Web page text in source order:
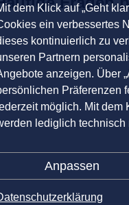
dem Klick auf „Geht
ein verbessertes
kontinuierlich zu
Partnern
anzeigen. Über
Präferenzen
möglich. Mit dem
lediglich
Anpassen
abgegeben
Abholort:
Vermieter: